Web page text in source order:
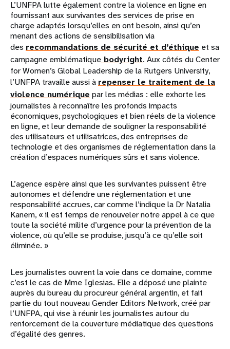
L’UNFPA lutte également contre la violence en ligne en
fournissant aux survivantes des services de prise en
charge adaptés lorsqu’elles en ont besoin, ainsi qu’en
menant des actions de sensibilisation via
des recommandations de sécurité et d’éthique et sa
campagne emblématique bodyright. Aux côtés du Center
for Women’s Global Leadership de la Rutgers University,
l’UNFPA travaille aussi à repenser le traitement de la
violence numérique par les médias : elle exhorte les
journalistes à reconnaître les profonds impacts
économiques, psychologiques et bien réels de la violence
en ligne, et leur demande de souligner la responsabilité
des utilisateurs et utilisatrices, des entreprises de
technologie et des organismes de réglementation dans la
création d’espaces numériques sûrs et sans violence.
L’agence espère ainsi que les survivantes puissent être
autonomes et défendre une réglementation et une
responsabilité accrues, car comme l’indique la Dr Natalia
Kanem, « il est temps de renouveler notre appel à ce que
toute la société milite d’urgence pour la prévention de la
violence, où qu’elle se produise, jusqu’à ce qu’elle soit
éliminée. »
Les journalistes ouvrent la voie dans ce domaine, comme
c’est le cas de Mme Iglesias. Elle a déposé une plainte
auprès du bureau du procureur général argentin, et fait
partie du tout nouveau Gender Editors Network, créé par
l’UNFPA, qui vise à réunir les journalistes autour du
renforcement de la couverture médiatique des questions
d’égalité des genres.